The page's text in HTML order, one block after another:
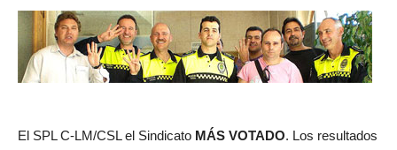
El SPL C-LM/CSL el Sindicato MÁS VOTADO. Los resultados